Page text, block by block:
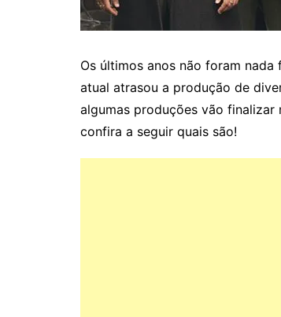
Os últimos anos não foram
atual atrasou a produção de
algumas produções vão finalizar
confira a seguir quais são!